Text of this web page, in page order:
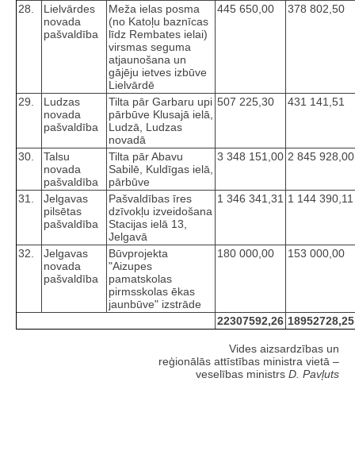
28.
Lielvārdes
novada
pašvaldība
Meža ielas posma
(no Katoļu baznīcas
līdz Rembates ielai)
virsmas seguma
atjaunošana un
gājēju ietves izbūve
Lielvārdē
445 650,00 378 802,50
29.
Ludzas
novada
pašvaldība
Tilta pār Garbaru upi
pārbūve Klusajā ielā,
Ludzā, Ludzas
novadā
507 225,30 431 141,51
30.
Talsu
novada
pašvaldība
Tilta pār Abavu
Sabilē, Kuldīgas ielā,
pārbūve
3 348 151,00 2 845 928,00
31.
Jelgavas
pilsētas
pašvaldība
Pašvaldības īres
dzīvokļu izveidošana
Stacijas ielā 13,
Jelgavā
1 346 341,31 1 144 390,11
32.
Jelgavas
novada
pašvaldība
Būvprojekta
"Aizupes
pamatskolas
pirmsskolas ēkas
jaunbūve" izstrāde
180 000,00 153 000,00
22307592,26 18952728,25
Vides aizsardzības un
reģionālās attīstības ministra vietā –
veselības ministrs D. Pavļuts